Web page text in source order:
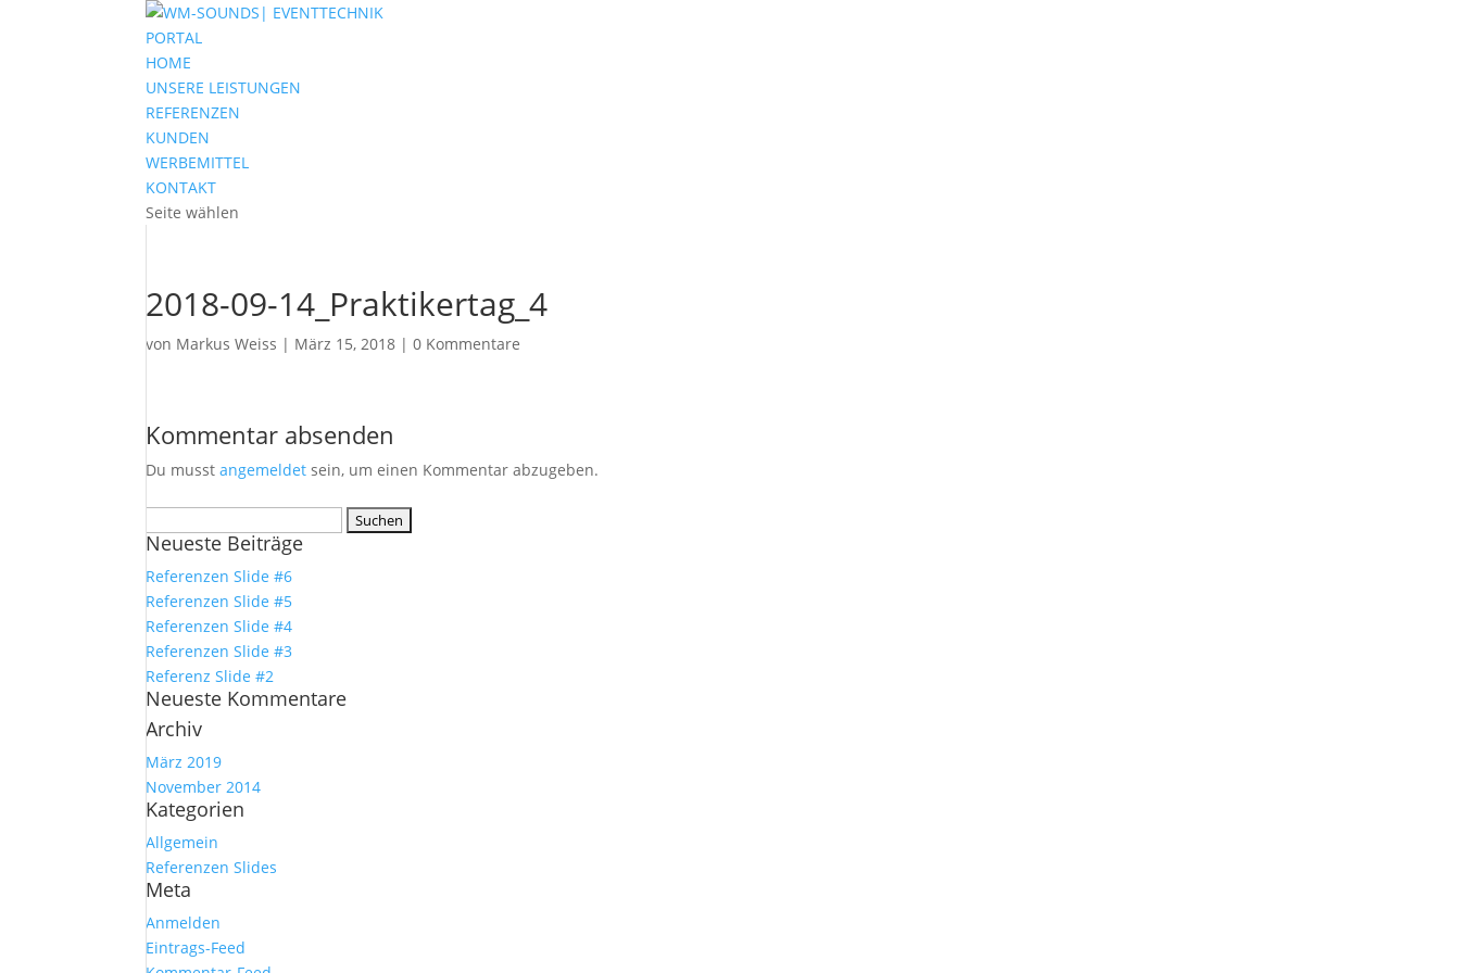
PORTAL
HOME
UNSERE LEISTUNGEN
REFERENZEN
KUNDEN
WERBEMITTEL
KONTAKT
Seite wählen
2018-09-14_Praktikertag_4
von Markus Weiss | März 15, 2018 |0 Kommentare
Kommentar absenden
Du musstangemeldet sein, um einen Kommentar abzugeben.
nach:
Neueste Beiträge
Referenzen Slide #6
Referenzen Slide #5
Referenzen Slide #4
Referenzen Slide #3
Referenz Slide #2
Neueste Kommentare
Archiv
März 2019
November 2014
Kategorien
Allgemein
Referenzen Slides
Meta
Anmelden
Eintrags-Feed